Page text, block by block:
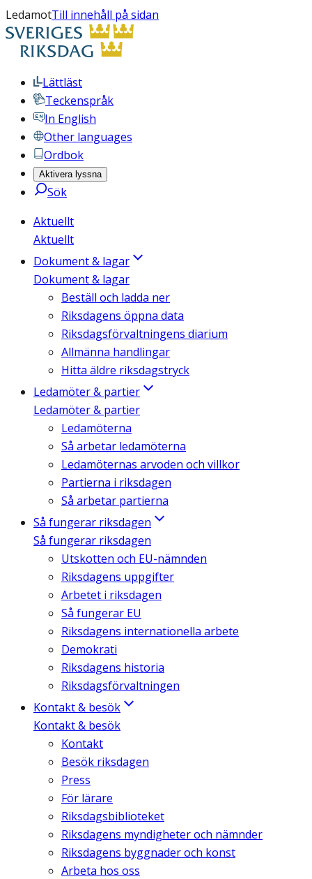
LedamotTill innehåll på sidan
Lättläst
Teckenspråk
In English
Other languages
Ordbok
Aktivera lyssna
Sök
Aktuellt
Aktuellt
Dokument & lagar
Dokument & lagar
Beställ och ladda ner
Riksdagens öppna data
Riksdagsförvaltningens diarium
Allmänna handlingar
Hitta äldre riksdagstryck
Ledamöter & partier
Ledamöter & partier
Ledamöterna
Så arbetar ledamöterna
Ledamöternas arvoden och villkor
Partierna i riksdagen
Så arbetar partierna
Så fungerar riksdagen
Så fungerar riksdagen
Utskotten och EU-nämnden
Riksdagens uppgifter
Arbetet i riksdagen
Så fungerar EU
Riksdagens internationella arbete
Demokrati
Riksdagens historia
Riksdagsförvaltningen
Kontakt & besök
Kontakt & besök
Kontakt
Besök riksdagen
Press
För lärare
Riksdagsbiblioteket
Riksdagens myndigheter och nämnder
Riksdagens byggnader och konst
Arbeta hos oss